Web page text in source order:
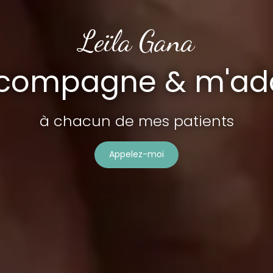
Leïla Gana
&
à chacun de mes patients
Appelez-moi